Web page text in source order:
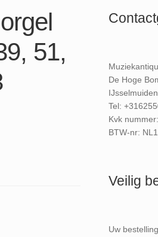
51,
De Hoge
IJsselmuiden
Tel:
Kvk
BTW-nr:
Veilig
Uw